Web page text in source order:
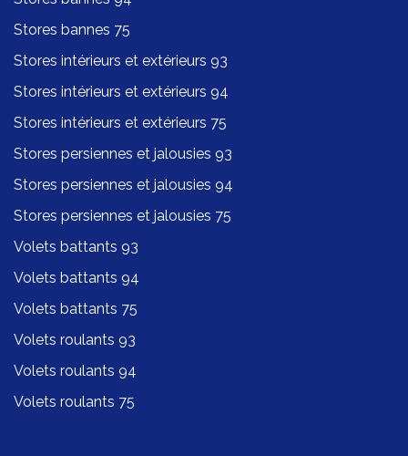
Stores bannes 75
Stores intérieurs et extérieurs 93
Stores intérieurs et extérieurs 94
Stores intérieurs et extérieurs 75
Stores persiennes et jalousies 93
Stores persiennes et jalousies 94
Stores persiennes et jalousies 75
Volets battants 93
Volets battants 94
Volets battants 75
Volets roulants 93
Volets roulants 94
Volets roulants 75